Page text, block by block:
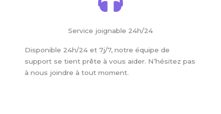
Service joignable 24h/24
Disponible 24h/24 et 7j/7, notre équipe de
support se tient prête à vous aider. N’hésitez pas
à nous joindre à tout moment.